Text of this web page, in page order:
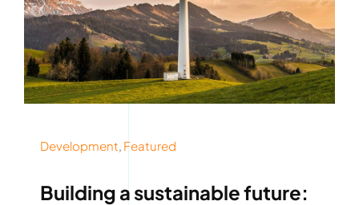
Development, Featured
Building a sustainable future: